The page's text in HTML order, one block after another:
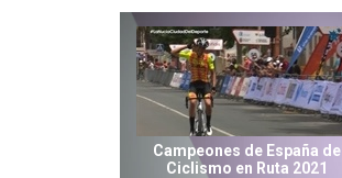
Campeones de España de
Ciclismo en Ruta 2021